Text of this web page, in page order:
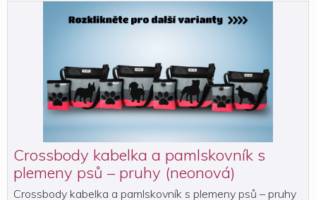
Crossbody kabelka a pamlskovník s
plemeny psů – pruhy (neonová)
Crossbody kabelka a pamlskovník s plemeny psů – pruhy